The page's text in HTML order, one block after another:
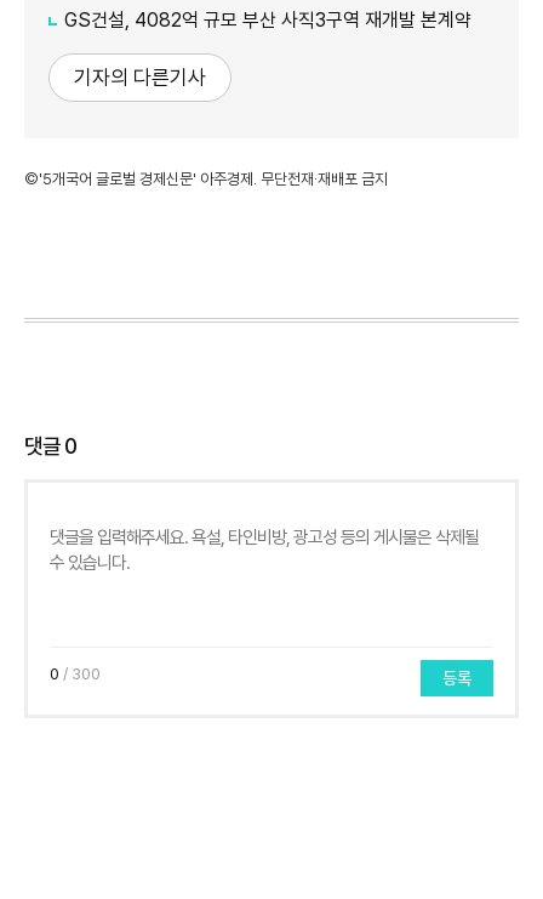
GS건설, 4082억 규모 부산 사직3구역 재개발 본계약
기자의 다른기사
©'5개국어 글로벌 경제신문' 아주경제. 무단전재·재배포 금지
댓글0
0 / 300 등록